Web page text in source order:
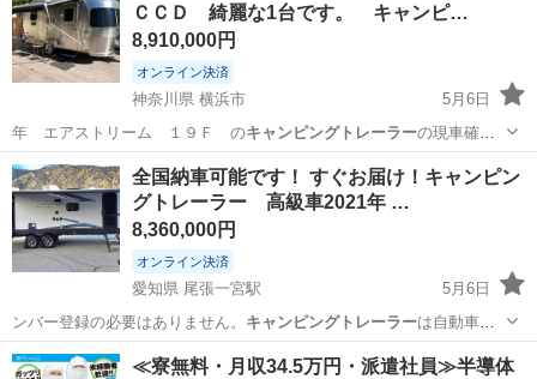
ＣＣＤ 綺麗な1台です。 キャンピ…
8,910,000円
オンライン決済
神奈川県 横浜市
5月6日
年 エアストリーム １９Ｆ のキャンピングトレーラーの現車確認
は可能な日にちをご確…
神奈川 横浜市 その他 エアストリーム
全国納車可能です！ すぐお届け！キャンピン
グトレーラー 高級車2021年 …
8,360,000円
オンライン決済
愛知県 尾張一宮駅
5月6日
ンバー登録の必要はありません。 キャンピングトレーラーは自動車で
す。 すべての…
愛知 一宮市 尾張一宮駅 その他 エアストリーム
≪寮無料・月収34.5万円・派遣社員≫半導体